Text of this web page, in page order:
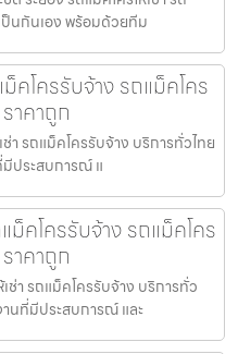
ป็นกันเอง พร้อมด้วยทีม
คโครรับจ้าง รถแม็คโคร
าคาถูก
า รถแม็คโครรับจ้าง บริการทั่วไทย
ประสบการณ์ แ
ม็คโครรับจ้าง รถแม็คโคร
าคาถูก
ช่า รถแม็คโครรับจ้าง บริการทั่ว
นที่มีประสบการณ์ และ